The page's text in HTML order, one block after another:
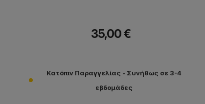
35,00 €
Κατόπιν Παραγγελίας - Συνήθως σε 3-4
εβδομάδες